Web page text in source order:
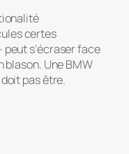
certes
s’écraser face
blason. Une BMW
pas être.